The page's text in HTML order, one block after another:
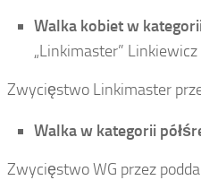
Walka kobiet w
„Linkimaster” Linkiewicz
Zwycięstwo Linkimaster
Walka w kategorii
Zwycięstwo WG przez